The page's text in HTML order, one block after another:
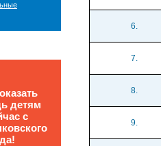
детям
с
6.
7.
8.
9.